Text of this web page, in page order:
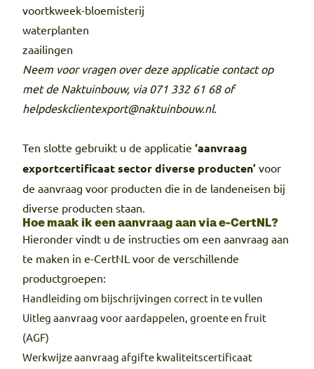
voortkweek-bloemisterij
waterplanten
zaailingen
Neem voor vragen over deze applicatie contact op
met de Naktuinbouw, via 071 332 61 68 of
helpdeskclientexport@naktuinbouw.nl.
Ten slotte gebruikt u de applicatie ‘aanvraag
exportcertificaat sector diverse producten’ voor
de aanvraag voor producten die in de landeneisen bij
diverse producten staan.
Hoe maak ik een aanvraag aan via e-CertNL?
Hieronder vindt u de instructies om een aanvraag aan
te maken in e-CertNL voor de verschillende
productgroepen:
Handleiding om bijschrijvingen correct in te vullen
Uitleg aanvraag voor aardappelen, groente en fruit
(AGF)
Werkwijze aanvraag afgifte kwaliteitscertificaat